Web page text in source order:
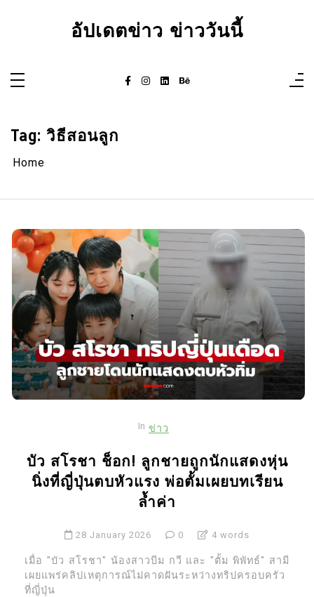
อัปเดตข่าว ข่าววันนี้
Tag: วิธีสอนลูก
Home
In ข่าว
บัว สโรชา ช็อก! ลูกชายถูกนักแสดงหุ่น
นิ่งที่ญี่ปุ่นตบหัวแรง พ่อตั้มเผยบทเรียน
ล้ำค่า
28 January 2026 0 4 words
เมื่อ "บัว สโรชา" น้องสาวบีม กวี และ "ตั้ม พิพัทธ์" สามี
เผยแพร่คลิปเหตุการณ์ไม่คาดฝันระหว่างทริปครอบครัว
ที่ญี่ปุ่น